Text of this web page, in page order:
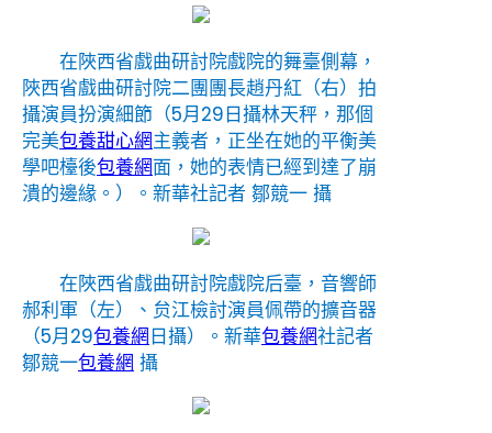
在陜西省戲曲研討院戲院的舞臺側幕，
陜西省戲曲研討院二團團長趙丹紅（右）拍
攝演員扮演細節（5月29日攝林天秤，那個
完美包養甜心網主義者，正坐在她的平衡美
學吧檯後包養網面，她的表情已經到達了崩
潰的邊緣。）。 新華社記者 鄒競一 攝
在陜西省戲曲研討院戲院后臺，音響師
郝利軍（左）、贠江檢討演員佩帶的擴音器
（5月29包養網日攝）。 新華包養網社記者
鄒競一包養網 攝